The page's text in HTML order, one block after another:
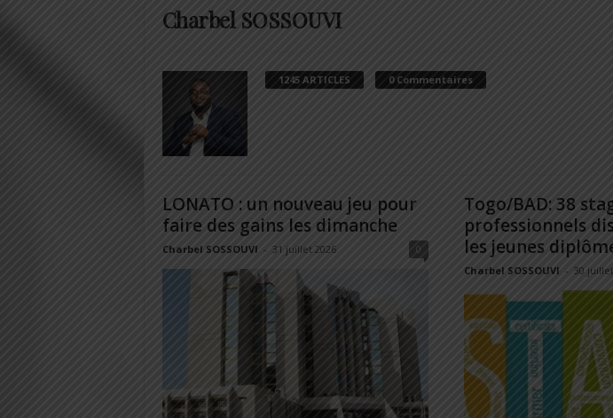
Charbel SOSSOUVI
1245 ARTICLES 0 Commentaires
LONATO : un nouveau jeu pour
faire des gains les dimanche
Charbel SOSSOUVI - 31 juillet 2026 0
Togo/BAD: 38
professionnels
les jeunes
Charbel SOSSOUVI - 30